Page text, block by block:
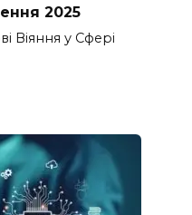
2025
Віяння у Сфері